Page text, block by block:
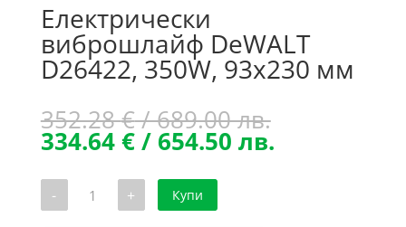
Електрически
виброшлайф DeWALT
D26422, 350W, 93х230 мм
352.28€/ 689.00 лв.Original
price
334.64€/ 654.50 лв.Текущата
- количество
Електрически
+ Купи